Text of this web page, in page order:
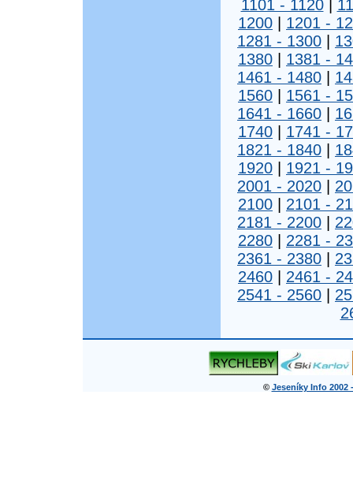
1101 - 1120|
1200
1201 -
1281 - 1300
1380
1381 -
1461 - 1480
1560
1561 -
1641 - 1660
1740
1741 -
1821 - 1840
1920
1921 -
2001 - 2020
2100
2101 -
2181 - 2200
2280
2281 -
2361 - 2380
2460
2461 -
2541 - 2560
© Jeseníky Info 2002